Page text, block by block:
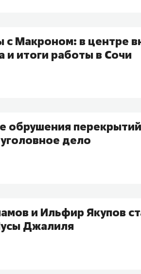
с Макроном: в центре
и итоги работы в Сочи
обрушения
дело
и Ильфир Якупов
Джалиля